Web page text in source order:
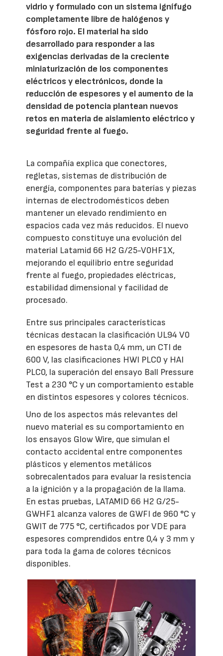
vidrio y formulado con un sistema ignífugo
completamente libre de halógenos y
fósforo rojo. El material ha sido
desarrollado para responder a las
exigencias derivadas de la creciente
miniaturización de los componentes
eléctricos y electrónicos, donde la
reducción de espesores y el aumento de la
densidad de potencia plantean nuevos
retos en materia de aislamiento eléctrico y
seguridad frente al fuego.
La compañía explica que conectores,
regletas, sistemas de distribución de
energía, componentes para baterías y piezas
internas de electrodomésticos deben
mantener un elevado rendimiento en
espacios cada vez más reducidos. El nuevo
compuesto constituye una evolución del
material Latamid 66 H2 G/25-V0HF1X,
mejorando el equilibrio entre seguridad
frente al fuego, propiedades eléctricas,
estabilidad dimensional y facilidad de
procesado.
Entre sus principales características
técnicas destacan la clasificación UL94 V0
en espesores de hasta 0,4 mm, un CTI de
600 V, las clasificaciones HWI PLC0 y HAI
PLC0, la superación del ensayo Ball Pressure
Test a 230 °C y un comportamiento estable
en distintos espesores y colores técnicos.
Uno de los aspectos más relevantes del
nuevo material es su comportamiento en
los ensayos Glow Wire, que simulan el
contacto accidental entre componentes
plásticos y elementos metálicos
sobrecalentados para evaluar la resistencia
a la ignición y a la propagación de la llama.
En estas pruebas, LATAMID 66 H2 G/25-
GWHF1 alcanza valores de GWFI de 960 °C y
GWIT de 775 °C, certificados por VDE para
espesores comprendidos entre 0,4 y 3 mm y
para toda la gama de colores técnicos
disponibles.